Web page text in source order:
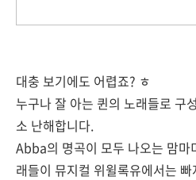
대충 보기에도 어렵죠? ㅎ
누구나 잘 아는 퀸의 노래들로 구
소 난해합니다.
Abba의 명곡이 모두 나오는 맘마
래들이 뮤지컬 위윌록유에서는